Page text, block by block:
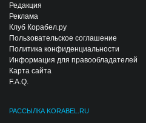
Редакция
Реклама
Клуб Корабел.ру
Пользовательское соглашение
Политика конфиденциальности
Информация для правообладателей
Карта сайта
F.A.Q.
РАССЫЛКА KORABEL.RU